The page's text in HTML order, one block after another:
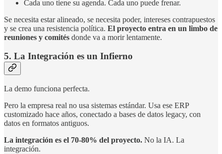
Cada uno tiene su agenda. Cada uno puede frenar.
Se necesita estar alineado, se necesita poder, intereses contrapuestos
y se crea una resistencia política. El proyecto entra en un limbo de
reuniones y comités donde va a morir lentamente.
5. La Integración es un Infierno
La demo funciona perfecta.
Pero la empresa real no usa sistemas estándar. Usa ese ERP
customizado hace años, conectado a bases de datos legacy, con
datos en formatos antiguos.
La integración es el 70-80% del proyecto. No la IA. La
integración.